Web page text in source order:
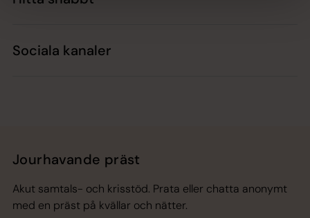
Sociala kanaler
Jourhavande präst
Akut samtals- och krisstöd. Prata eller chatta anonymt
med en präst på kvällar och nätter.